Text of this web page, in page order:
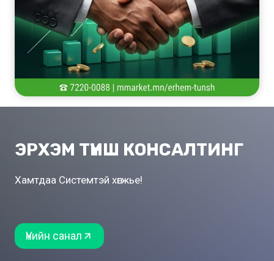
ЭРХЭМ ТҮНШ КОНСАЛТИНГ
Хамтдаа Системтэй хөгжье!
Үнийн санал